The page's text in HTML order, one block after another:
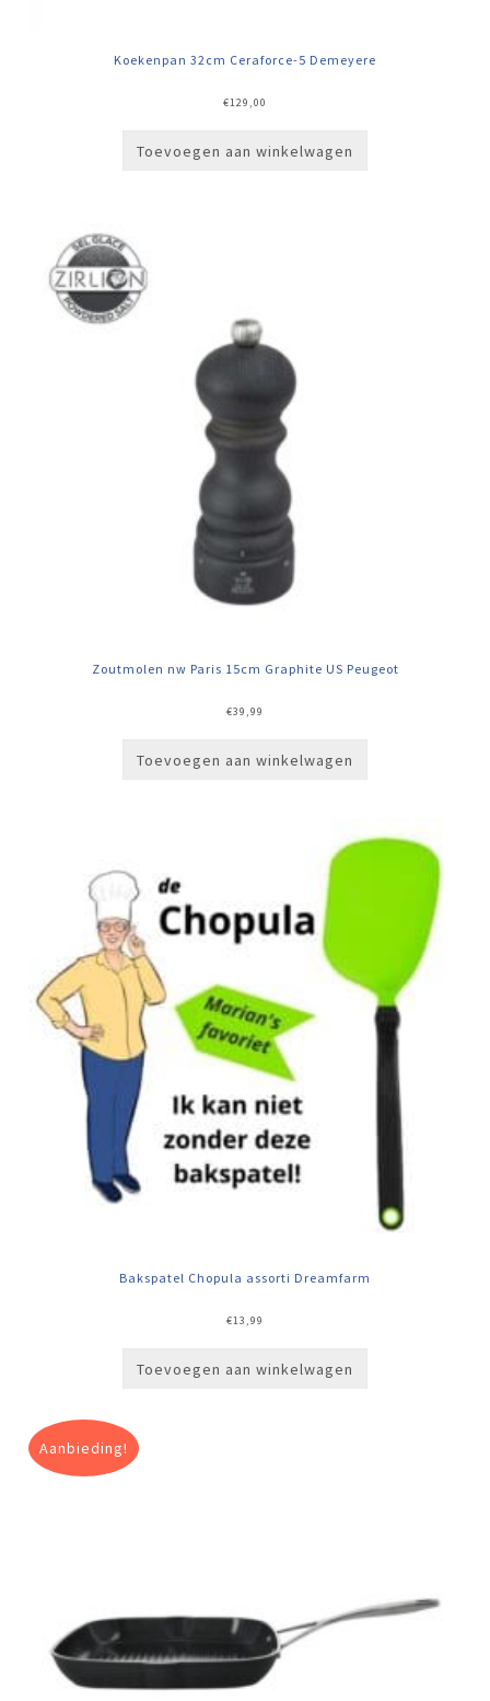
Koekenpan 32cm Ceraforce-5 Demeyere
€129,00
Toevoegen aan winkelwagen
Zoutmolen nw Paris 15cm Graphite US Peugeot
€39,99
Toevoegen aan winkelwagen
Bakspatel Chopula assorti Dreamfarm
€13,99
Toevoegen aan winkelwagen
Aanbieding!